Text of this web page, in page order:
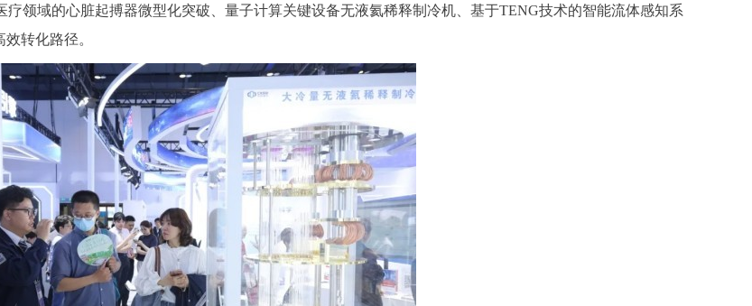
域的心脏起搏器微型化突破、量子计算关键设备无液氦稀释制冷机、基于TENG技术的智能流体感知系
转化路径。